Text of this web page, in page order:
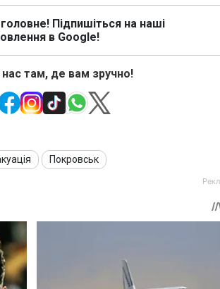
Підпишіться на наші
в Google!
там, де вам зручно!
Покровськ